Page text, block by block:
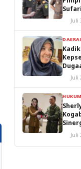
Juli
Juli
Juli